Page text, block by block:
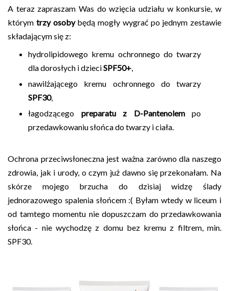
A teraz zapraszam Was do wzięcia udziału w konkursie, w
którym trzy osoby będą mogły wygrać po jednym zestawie
składającym się z:
hydrolipidowego kremu ochronnego do twarzy
dla dorosłych i dzieciSPF50+
nawilżającego kremu ochronnego do twarzy
SPF30,
łagodzącego preparatu z D-Pantenolempo
przedawkowaniu słońca do twarzy i ciała.
Ochrona przeciwsłoneczna jest ważna zarówno dla naszego
zdrowia, jak i urody, o czym już dawno się przekonałam. Na
skórze mojego brzucha do dzisiaj widzę ślady
jednorazowego spalenia słońcem :( Byłam wtedy w liceum i
od tamtego momentu nie dopuszczam do przedawkowania
słońca - nie wychodzę z domu bez kremu z filtrem, min.
SPF30.